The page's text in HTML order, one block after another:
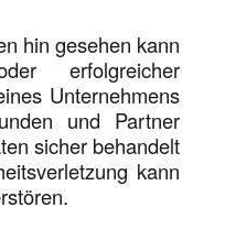
hin gesehen kann
erfolgreicher
Unternehmens
und Partner
sicher behandelt
kann